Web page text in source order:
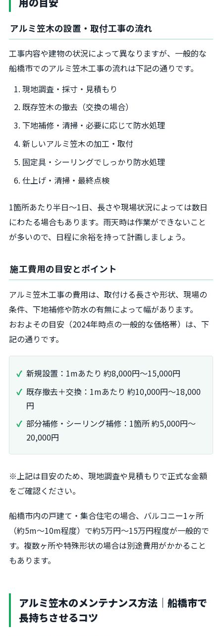
アルミ笠木の設置・取付工事の流れ
工事内容や建物の状況によって異なりますが、一般的な
船橋市でのアルミ笠木工事の流れは下記の通りです。
現地調査・採寸・見積もり
既存笠木の撤去（交換の場合）
下地補修・清掃・必要に応じて防水処理
新しいアルミ笠木の加工・取付
固定具・シーリングでしっかり防水処理
仕上げ・清掃・最終点検
1箇所あたり半日〜1日、長さや現場状況によっては数日
にわたる場合もあります。雨天時は作業ができないこと
が多いので、日程に余裕を持って計画しましょう。
施工費用の目安とポイント
アルミ笠木工事の費用は、取付ける長さや形状、現場の
条件、下地補修や防水の有無によって幅があります。
おおよその目安（2024年時点の一般的な価格帯）は、下
記の通りです。
新規設置：1mあたり 約8,000円〜15,000円
既存撤去＋交換：1mあたり 約10,000円〜18,000
円
部分補修・シーリング補修：1箇所 約5,000円〜
20,000円
※上記は目安のため、現地調査や見積もりで正式な金額
をご確認ください。
船橋市内の戸建て・集合住宅の場合、バルコニー1ヶ所
（約5m〜10m程度）で約5万円〜15万円程度が一般的で
す。複数ヶ所や特殊形状の場合は別途費用がかかること
もあります。
アルミ笠木のメンテナンス方法｜船橋市で
長持ちさせるコツ